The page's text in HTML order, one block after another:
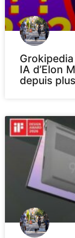
IA d’Elon
depuis